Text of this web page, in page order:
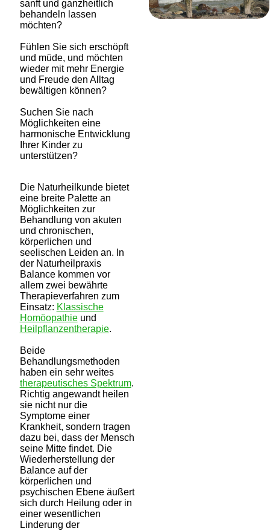
sanft und ganzheitlich
behandeln lassen
möchten?
Fühlen Sie sich erschöpft
und müde, und möchten
wieder mit mehr Energie
und Freude den Alltag
bewältigen können?
Suchen Sie nach
Möglichkeiten eine
harmonische Entwicklung
Ihrer Kinder zu
unterstützen?
Die Naturheilkunde bietet
eine breite Palette an
Möglichkeiten zur
Behandlung von akuten
und chronischen,
körperlichen und
seelischen Leiden an. In
der Naturheilpraxis
Balance kommen vor
allem zwei bewährte
Therapieverfahren zum
Einsatz: Klassische
Homöopathieund
Heilpflanzentherapie.
Beide
Behandlungsmethoden
haben ein sehr weites
therapeutisches Spektrum.
Richtig angewandt heilen
sie nicht nur die
Symptome einer
Krankheit, sondern tragen
dazu bei, dass der Mensch
seine Mitte findet. Die
Wiederherstellung der
Balance auf der
körperlichen und
psychischen Ebene äußert
sich durch Heilung oder in
einer wesentlichen
Linderung der